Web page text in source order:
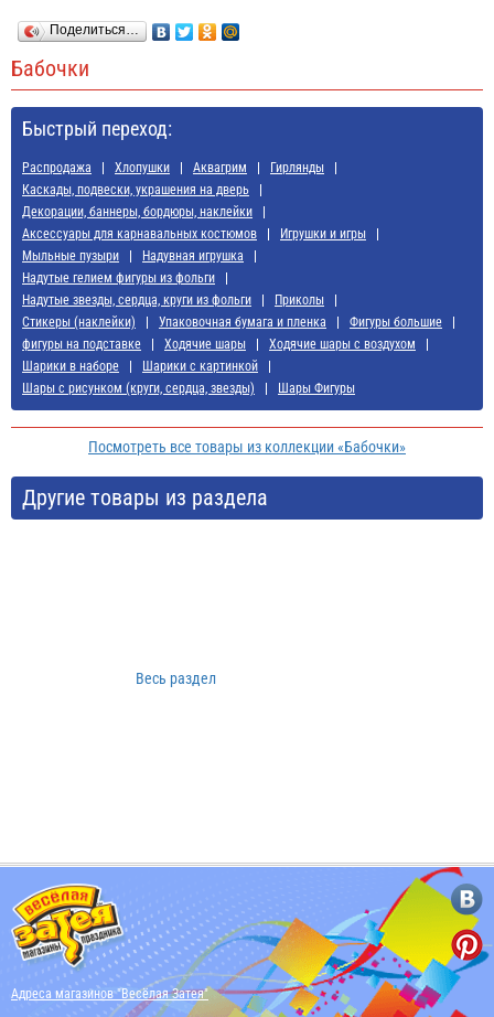
Поделиться…
Бабочки
Быстрый переход:
Распродажа Хлопушки Аквагрим
Гирлянды
Каскады, подвески, украшения на дверь
Декорации, баннеры, бордюры, наклейки
Аксессуары для карнавальных костюмов
Игрушки и игры
Мыльные пузыри
Надувная игрушка
Надутые гелием фигуры из фольги
Надутые звезды, сердца, круги из фольги
Приколы
Стикеры (наклейки)
Упаковочная бумага и пленка
Фигуры большие
фигуры на подставке
Ходячие шары
Ходячие шары с воздухом
Шарики в наборе
Шарики с картинкой
Шары с рисунком (круги, сердца, звезды)
Шары Фигуры
Посмотреть все товары из коллекции «Бабочки»
Другие товары из раздела
Весь раздел
Адреса магазинов "Весёлая Затея"